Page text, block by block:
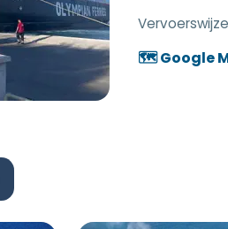
🗺️ Google